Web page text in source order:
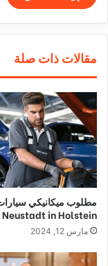
مقالات ذات صلة
مطلوب ميكانيكي
Neustadt in Holstein
مارس 12, 2024